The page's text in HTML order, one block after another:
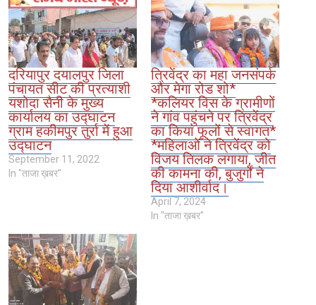
दरियापुर दयालपुर जिला
पंचायत सीट की प्रत्याशी
यशोदा सैनी के मुख्य
कार्यालय का उद्घाटन
ग्राम हकीमपुर तुर्रा में हुआ
उद्घाटन
September 11, 2022
In "ताजा ख़बर"
त्रिवेंद्र का महा जनसंपर्क
और मेगा रोड शो*
*कलियर विस के ग्रामीणों
ने गांव पहुंचने पर त्रिवेंद्र
का किया फूलों से स्वागत*
*महिलाओं ने त्रिवेंद्र को
विजय तिलक लगाया, जीत
की कामना की, बुजुर्गों ने
दिया आशीर्वाद।
April 7, 2024
In "ताजा ख़बर"